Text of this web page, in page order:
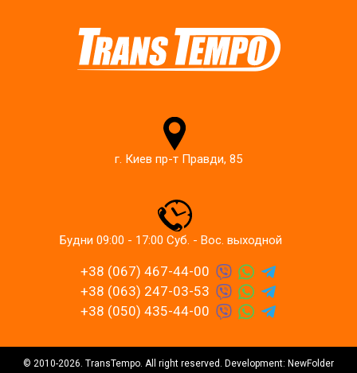
г. Киев пр-т Правди, 85
Будни 09:00 - 17:00 Суб. - Вос. выходной
+38 (067) 467-44-00
+38 (063) 247-03-53
+38 (050) 435-44-00
© 2010-2026. TransTempo. All right reserved. Development: NewFolder